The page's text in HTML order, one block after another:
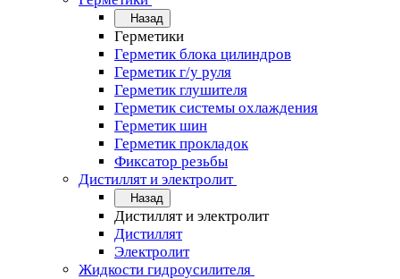
Назад
Герметики
Герметик блока цилиндров
Герметик г/у руля
Герметик глушителя
Герметик системы охлаждения
Герметик шин
Герметик прокладок
Фиксатор резьбы
Дистиллят и электролит
Назад
Дистиллят и электролит
Дистиллят
Электролит
Жидкости гидроусилителя